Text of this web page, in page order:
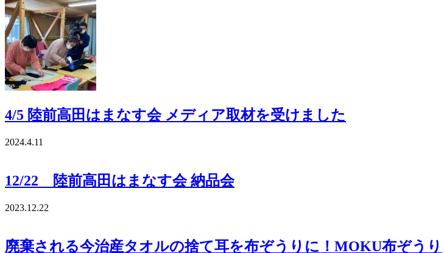
4/5 陸前高田はまなす会 メディア取材を受けました
2024.4.11
12/22 陸前高田はまなす会 納品会
2023.12.22
廃棄される今治産タオルの捨て耳を布ぞうりに！MOKU布ぞうり